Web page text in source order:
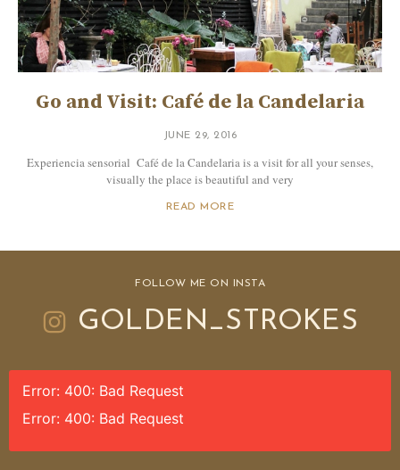
Go and Visit: Café de la Candelaria
JUNE 29, 2016
Experiencia sensorial Café de la Candelaria is a visit for all your senses,
visually the place is beautiful and very
READ MORE
FOLLOW ME ON INSTA
GOLDEN_STROKES
Error: 400: Bad Request
Error: 400: Bad Request